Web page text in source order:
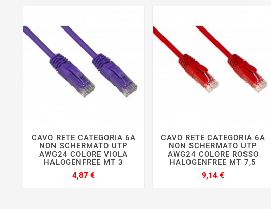
   
CAVO RETE CATEGORIA 6A
NON SCHERMATO UTP
AWG24 COLORE VIOLA
HALOGENFREE MT 3
4,87 €
   
CAVO RETE CATEGORIA 6A
NON SCHERMATO UTP
AWG24 COLORE ROSSO
HALOGENFREE MT 7,5
9,14 €